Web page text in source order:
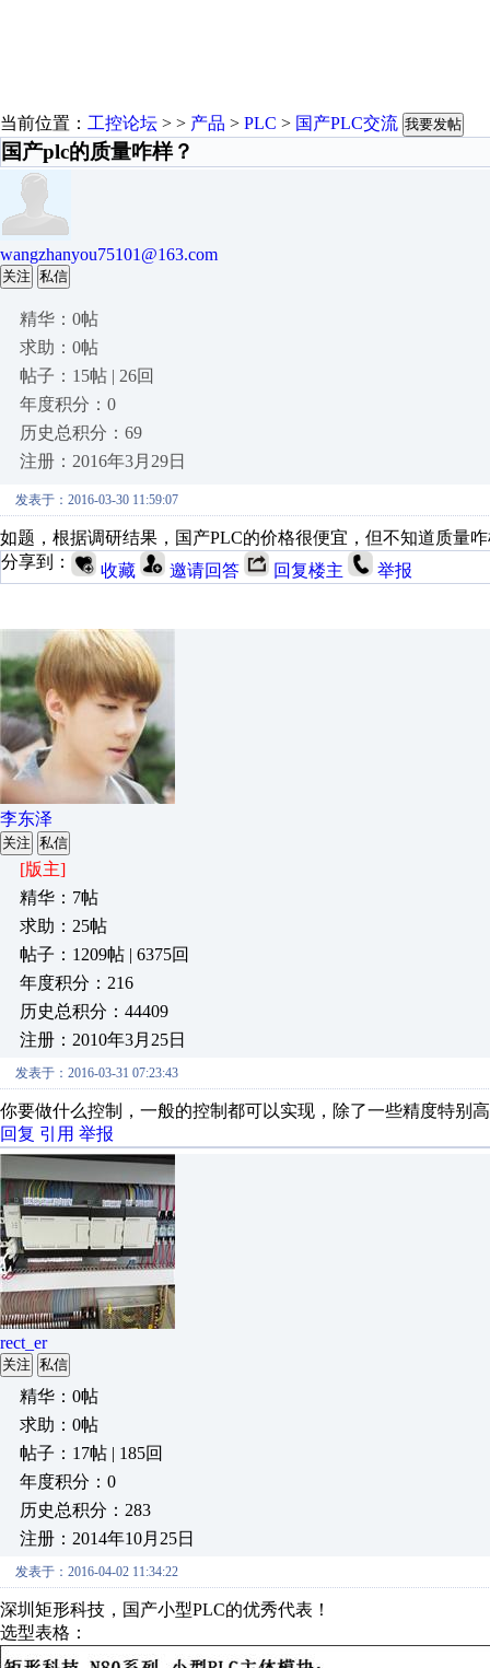
当前位置： 工控论坛 > > 产品 > PLC > 国产PLC交流 我要发帖
国产plc的质量咋样？
wangzhanyou75101@163.com
关注 私信
精华：0帖
求助：0帖
帖子：15帖 | 26回
年度积分：0
历史总积分：69
注册：2016年3月29日
发表于：2016-03-30 11:59:07
如题，根据调研结果，国产PLC的价格很便宜，但不知道质量
分享到：
收藏 邀请回答 回复楼主 举报
李东泽
关注 私信
[版主]
精华：7帖
求助：25帖
帖子：1209帖 | 6375回
年度积分：216
历史总积分：44409
注册：2010年3月25日
发表于：2016-03-31 07:23:43
你要做什么控制，一般的控制都可以实现，除了一些精度特别
回复 引用 举报
rect_er
关注 私信
精华：0帖
求助：0帖
帖子：17帖 | 185回
年度积分：0
历史总积分：283
注册：2014年10月25日
发表于：2016-04-02 11:34:22
深圳矩形科技，国产小型PLC的优秀代表！
选型表格：